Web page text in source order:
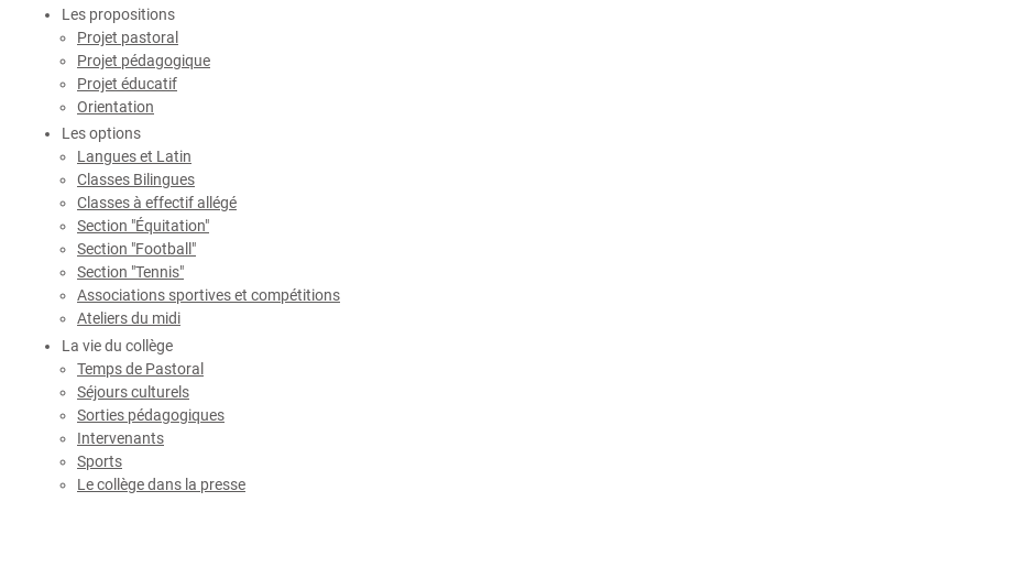
Les propositions
Projet pastoral
Projet pédagogique
Projet éducatif
Orientation
Les options
Langues et Latin
Classes Bilingues
Classes à effectif allégé
Section "Équitation"
Section "Football"
Section "Tennis"
Associations sportives et compétitions
Ateliers du midi
La vie du collège
Temps de Pastoral
Séjours culturels
Sorties pédagogiques
Intervenants
Sports
Le collège dans la presse